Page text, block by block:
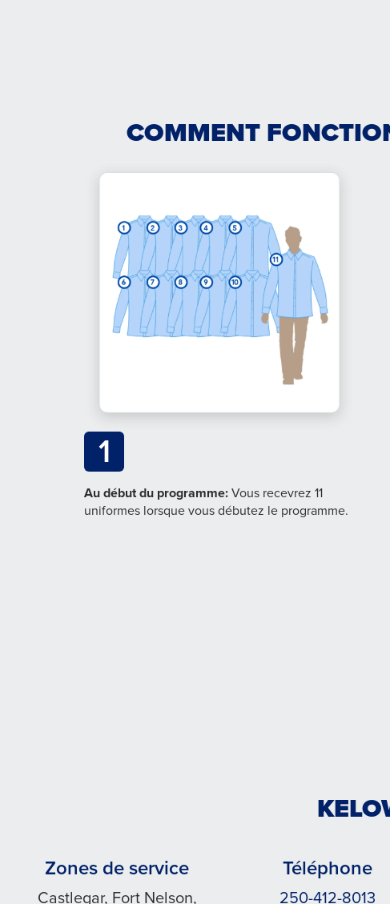
COMMENT
1
Au début du programme:Vous recevrez 11
uniformes lorsque vous débutez le programme.
Zones de service
Castlegar, Fort Nelson,
Téléphone
250-412-8013